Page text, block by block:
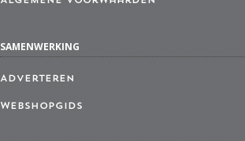
SAMENWERKING
Adverteren
Webshopgids